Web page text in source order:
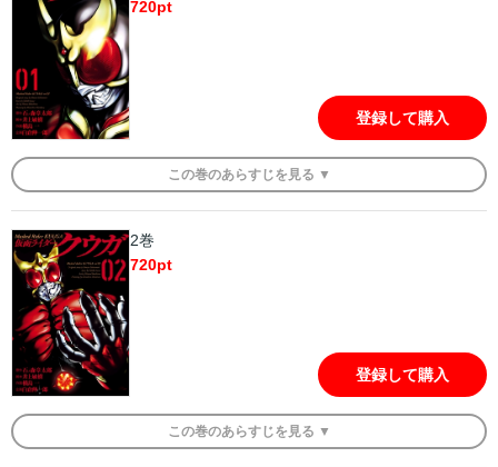
面ライダー」シリーズの第一作として、以降のライダーシリーズの
確固たる礎となった 『仮面ライダークウガ』を、新たな地平を目指
すべく新生＆新創
720pt
登録して購入
この巻のあらすじを 見る ▼
2巻
720pt
登録して購入
この巻のあらすじを 見る ▼